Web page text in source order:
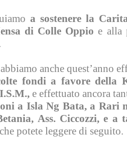
a sostenere la
di Colle Oppio e alla
anche quest’anno
fondi a favore della
e effettuato ancora
a Isla Ng Bata, a Rari
Ass. Ciccozzi, e a
potete leggere di seguito.